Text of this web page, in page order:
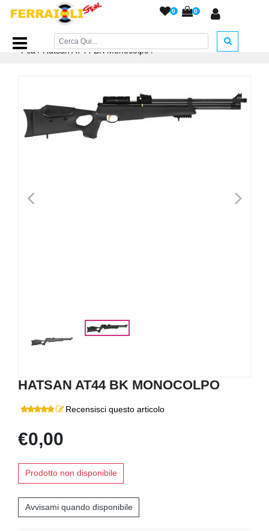
0 0
Home Page/ARMI AD ARIA COMPRESSA/Carabine Pcp -
Pca / Hatsan AT44 BK Monocolpo/
< >
HATSAN AT44 BK MONOCOLPO
Recensisci questo articolo
€0,00
Prodotto non disponibile
Avvisami quando disponibile